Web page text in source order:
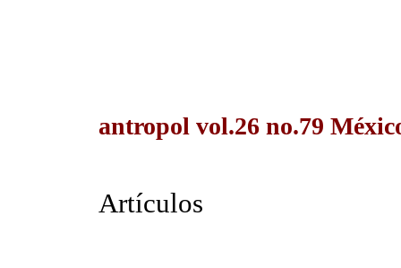
antropol vol.26 no.79
Artículos